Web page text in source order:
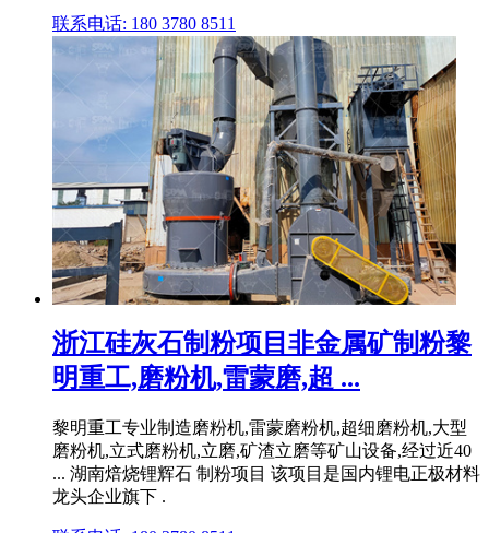
联系电话: 180 3780 8511
浙江硅灰石制粉项目非金属矿制粉黎
明重工,磨粉机,雷蒙磨,超 ...
黎明重工专业制造磨粉机,雷蒙磨粉机,超细磨粉机,大型
磨粉机,立式磨粉机,立磨,矿渣立磨等矿山设备,经过近40
... 湖南焙烧锂辉石 制粉项目 该项目是国内锂电正极材料
龙头企业旗下 .